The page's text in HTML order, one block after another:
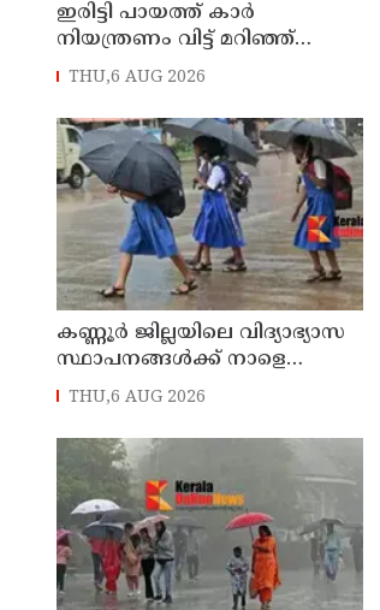
ഇരിട്ടി പായത്ത് കാർ
നിയന്ത്രണം വിട്ട് മറിഞ്ഞ്
തളിപ്പറമ്പിലെ ആദ്യ കാല
THU,6 AUG 2026
കണ്ണൂർ ജില്ലയിലെ വിദ്യാഭ്യാസ
സ്ഥാപനങ്ങള്‍ക്ക് നാളെ
(07/08/2026), അവധി
THU,6 AUG 2026